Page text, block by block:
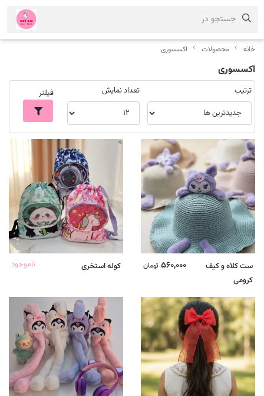
خانه محصولات اکسسوری
اکسسوری
ترتیب تعداد نمایش فیلتر
ست کلاه و کیف
کرومی
560,000 تومان کوله استخری ناموجود
جستجو در